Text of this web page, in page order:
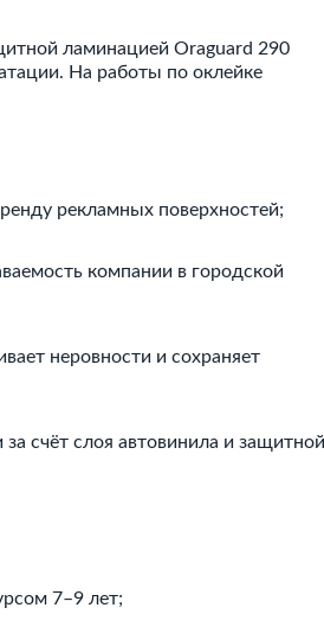
ламинацией Oraguard 290
На работы по оклейке
рекламных поверхностей;
компании в городской
неровности и сохраняет
счёт слоя автовинила и защитной
7–9 лет;